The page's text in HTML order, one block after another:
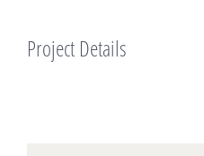
Project Details